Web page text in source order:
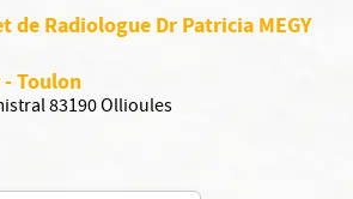
de Radiologue Dr Patricia MEGY
Toulon
83190 Ollioules